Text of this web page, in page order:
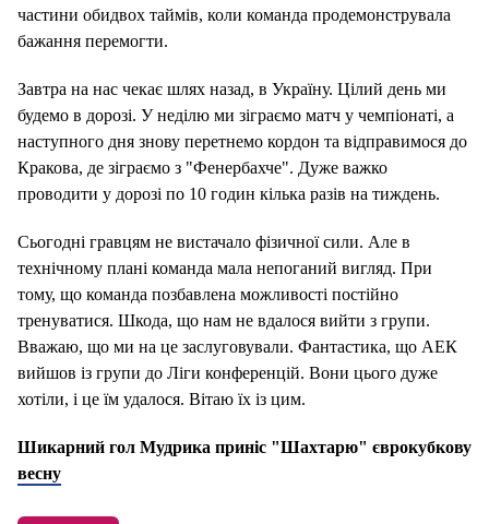
частини обидвох таймів, коли команда продемонструвала
бажання перемогти.
Завтра на нас чекає шлях назад, в Україну. Цілий день ми
будемо в дорозі. У неділю ми зіграємо матч у чемпіонаті, а
наступного дня знову перетнемо кордон та відправимося до
Кракова, де зіграємо з "Фенербахче". Дуже важко
проводити у дорозі по 10 годин кілька разів на тиждень.
Сьогодні гравцям не вистачало фізичної сили. Але в
технічному плані команда мала непоганий вигляд. При
тому, що команда позбавлена ​​можливості постійно
тренуватися. Шкода, що нам не вдалося вийти з групи.
Вважаю, що ми на це заслуговували. Фантастика, що АЕК
вийшов із групи до Ліги конференцій. Вони цього дуже
хотіли, і це їм удалося. Вітаю їх із цим.
Шикарний гол Мудрика приніс "Шахтарю" єврокубкову
весну